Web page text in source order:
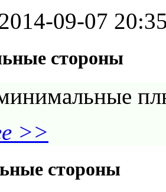
09-07
стороны
>>
стороны